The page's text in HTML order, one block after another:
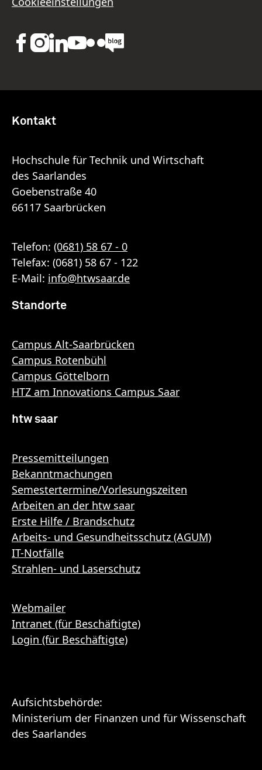
Kontakt
Hochschule für Technik und Wirtschaft
des Saarlandes
Goebenstraße 40
66117 Saarbrücken
Telefon: (0681) 58 67 - 0
Telefax: (0681) 58 67 - 122
E-Mail: info@htwsaar.de
Standorte
Campus Alt-Saarbrücken
Campus Rotenbühl
Campus Göttelborn
HTZ am Innovations Campus Saar
htw saar
Pressemitteilungen
Bekanntmachungen
Semestertermine/Vorlesungszeiten
Arbeiten an der htw saar
Erste Hilfe / Brandschutz
Arbeits- und Gesundheitsschutz (AGUM)
IT-Notfälle
Strahlen- und Laserschutz
Webmailer
Intranet (für Beschäftigte)
Login (für Beschäftigte)
Aufsichtsbehörde:
Ministerium der Finanzen und für Wissenschaft
des Saarlandes